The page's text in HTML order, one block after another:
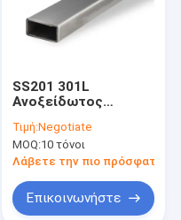
SS201 301L
Ανοξείδωτος
Σωλήνας 301 BA 2B
NO.1
Τιμή:Negotiate
MOQ:10 τόνοι
Λάβετε την πιο πρόσφατη
Επικοινωνήστε